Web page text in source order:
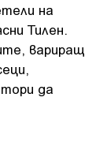
на
Тилен.
вариращ
да